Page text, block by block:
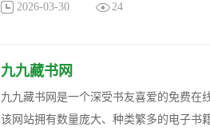
2026-03-30 24
九九藏书网
九九藏书网是一个深受书友喜爱的免费在
该网站拥有数量庞大、种类繁多的电子书